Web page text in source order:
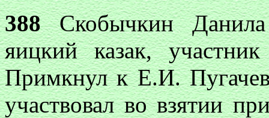
388Скобычкин
яицкий казак,
Примкнул к Е.И.
участвовал во взятии